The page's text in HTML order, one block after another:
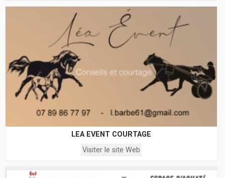
LEA EVENT COURTAGE
Visiter le site Web